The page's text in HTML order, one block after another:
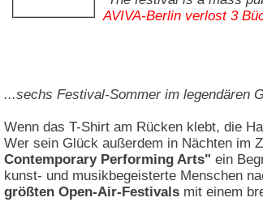
AVIVA-Berlin verlost 3
...sechs Festival-Sommer im legendären
Wenn das T-Shirt am Rücken klebt, die
Wer sein Glück außerdem in Nächten im
Contemporary Performing Arts" ein
kunst- und musikbegeisterte Menschen
größten Open-Air-Festivals mit einem